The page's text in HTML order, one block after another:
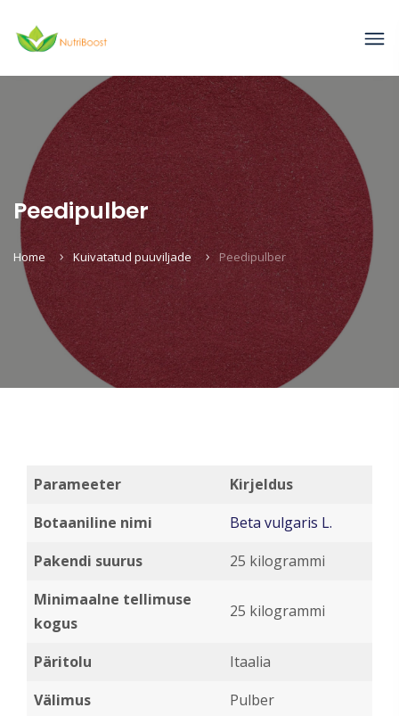
Peedipulber
Home Kuivatatud puuviljade Peedipulber
Parameeter
Kirjeldus
Botaaniline nimi
Beta vulgaris L.
Pakendi suurus
25 kilogrammi
Minimaalne tellimuse
kogus
25 kilogrammi
Päritolu
Itaalia
Välimus
Pulber